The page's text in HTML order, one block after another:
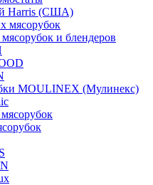
Harris (США)
мясорубок
и блендеров
MOULINEX (Мулинекс)